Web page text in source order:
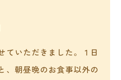
ていただきました。１日
、朝昼晩のお食事以外の